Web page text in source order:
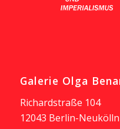
Galerie Olga
Richardstraße 104
12043 Berlin-Neukölln